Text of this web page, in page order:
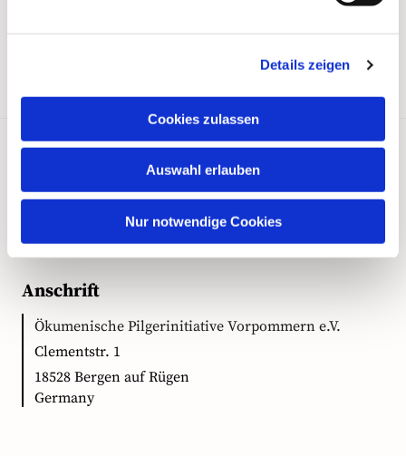
Details zeigen
Cookies zulassen
Auswahl erlauben
Nur notwendige Cookies
Kontakt
Anschrift
Ökumenische Pilgerinitiative Vorpommern e.V.
Clementstr. 1
18528 Bergen auf Rügen
Germany